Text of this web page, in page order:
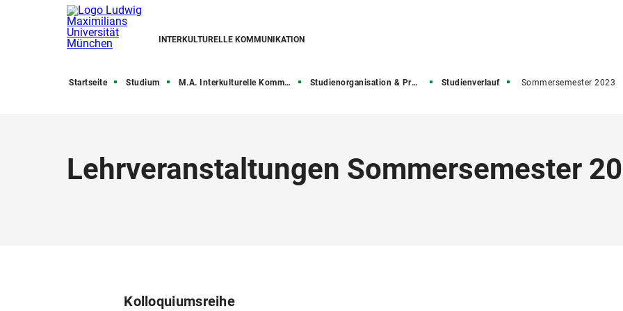
INTERKULTURELLE KOMMUNIKATION
Startseite Studium M.A. Interkulturelle Kommunikation Studienorganisation & Prüfungen Studienverlauf Sommersemester 2023
Lehrveranstaltungen Sommersemester
Kolloquiumsreihe